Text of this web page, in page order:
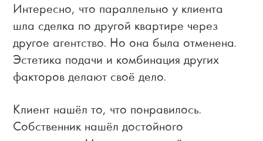
Интересно, что параллельно у клиента
шла сделка по другой квартире через
другое агентство. Но она была отменена.
Эстетика подачи и комбинация других
факторов делают своё дело.
Клиент нашёл то, что понравилось.
Собственник нашёл достойного